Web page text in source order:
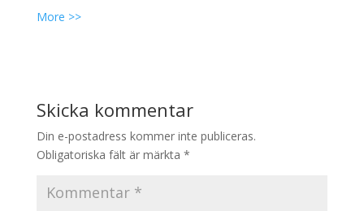
More >>
Skicka kommentar
Din e-postadress kommer inte publiceras.
Obligatoriska fält är märkta *